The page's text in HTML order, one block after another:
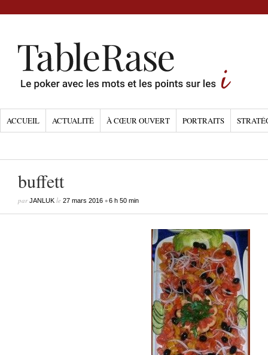
ACCUEIL ACTUALITÉ À CŒUR OUVERT PORTRAITS
buffett
parJANLUK le 27 mars 2016 •6 h 50 min